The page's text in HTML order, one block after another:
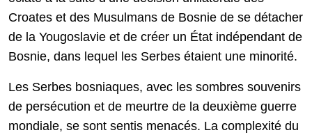
Croates et des Musulmans de Bosnie de se détacher
de la Yougoslavie et de créer un État indépendant de
Bosnie, dans lequel les Serbes étaient une minorité.
Les Serbes bosniaques, avec les sombres souvenirs
de persécution et de meurtre de la deuxième guerre
mondiale, se sont sentis menacés. La complexité du